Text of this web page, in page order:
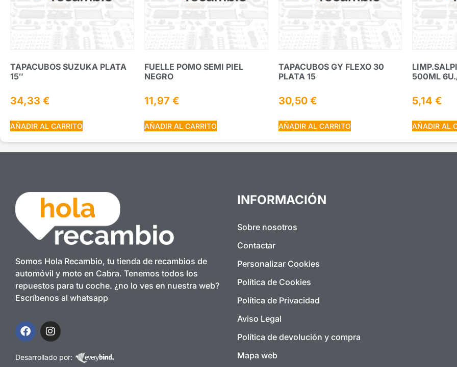
TAPACUBOS SUZUKA PLATA
15″
34,33 €
AÑADIR AL CARRITO
FUELLE POMO SEMI PIEL
NEGRO
11,97 €
AÑADIR AL CARRITO
TAPACUBOS GY FLEXO 30
PLATA 15
30,50 €
AÑADIR AL CARRITO
500ML
5,14€
AÑADIR AL
Somos Hola Recambio, tu tienda de recambios de
automóvil y moto en Cabra. Tenemos todos los
repuestos para tu coche. ¿no lo ves en nuestra web?
Escríbenos al whatsapp
Desarrollado por:
INFORMACIÓN
Sobre nosotros
Contactar
Personalizar Cookies
Política de Cookies
Política de Privacidad
Aviso Legal
Política de devolución y compra
Mapa web